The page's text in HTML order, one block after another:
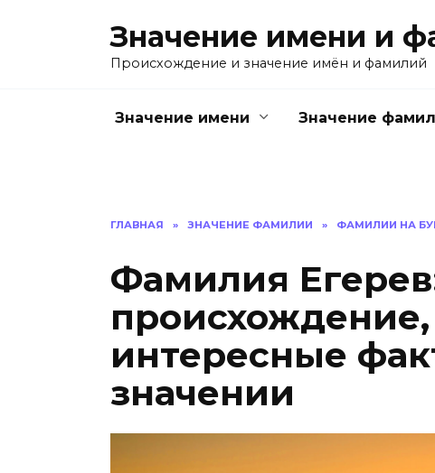
Значение имени и
Происхождение и значение имён и фамилий
Значение имени Значение
ГЛАВНАЯ » ЗНАЧЕНИЕ ФАМИЛИИ » ФАМИЛИИ НА
Фамилия
интересные
значении